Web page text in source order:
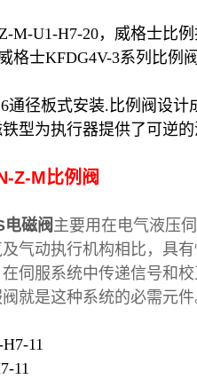
M-U1-H7-20，威格士比
格士KFDG4V-3系列比例
通径板式安装.比例阀设
型为执行器提供了可逆
Z-M比例阀
磁阀主要用在电气液压
气动执行机构相比，具
伺服系统中传递信号和
就是这种系统的必需元
11
11